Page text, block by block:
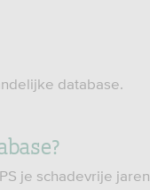
database.
je schadevrije jaren